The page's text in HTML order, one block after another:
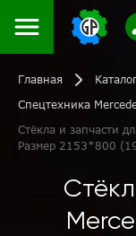
Главная
Спецтехника
Стёкла и запчасти
Размер 2153*800